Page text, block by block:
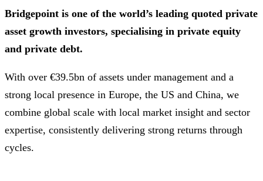
Bridgepoint is one of the world’s leading quoted private
asset growth investors, specialising in private equity
and private debt.
With over €39.5bn of assets under management and a
strong local presence in Europe, the US and China, we
combine global scale with local market insight and sector
expertise, consistently delivering strong returns through
cycles.